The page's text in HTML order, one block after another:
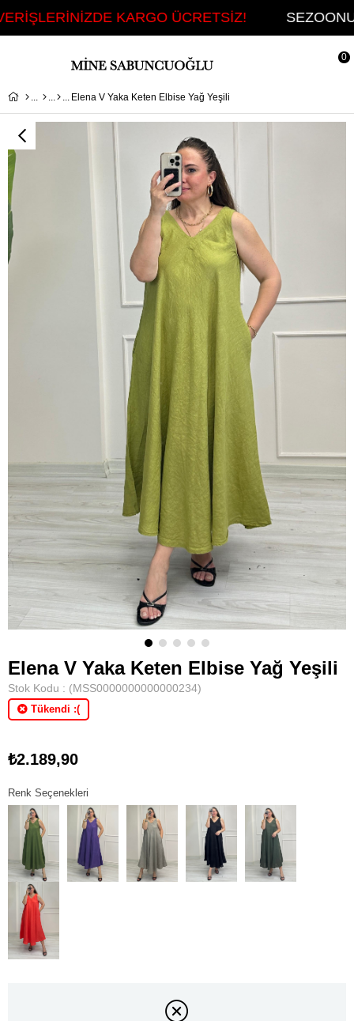
KARGO ÜCRETSİZ!
0
Elena V Yaka Keten Elbise Yağ Yeşili
Elena V Yaka Keten Elbise Yağ Yeşili
Stok Kodu (MSS0000000000000234)
Tükendi :(
₺2.189,90
Renk Seçenekleri